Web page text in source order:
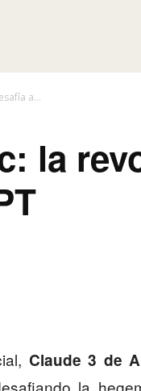
a...
la
Claude 3 de
la